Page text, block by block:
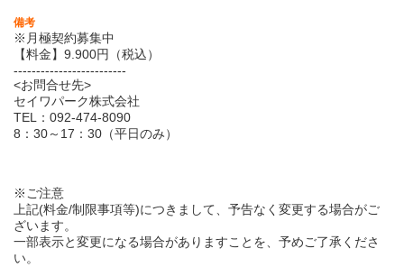
備考
※月極契約募集中
【料金】9.900円（税込）
-------------------------
<お問合せ先>
セイワパーク株式会社
TEL：092-474-8090
8：30～17：30（平日のみ）
※ご注意
上記(料金/制限事項等)につきまして、予告なく変更する場合がご
ざいます。
一部表示と変更になる場合がありますことを、予めご了承くださ
い。